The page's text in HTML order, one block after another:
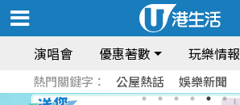
演唱會 優惠著數 玩樂情報
熱門關鍵字： 公屋熱話 娛樂新聞